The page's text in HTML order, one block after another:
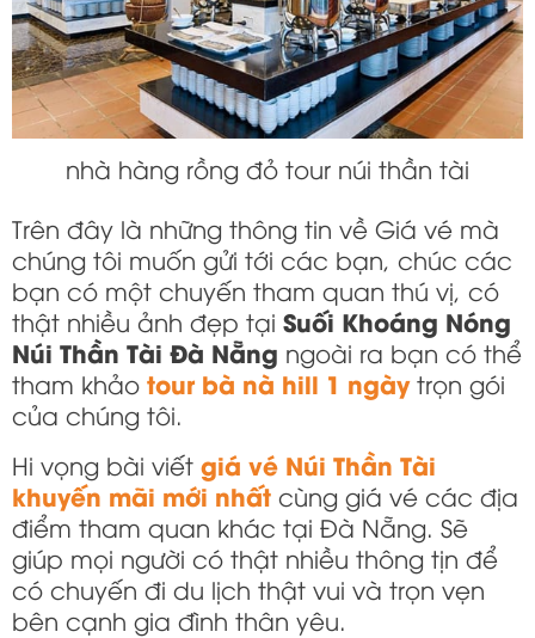
nhà hàng rồng đỏ tour núi thần tài
Trên đây là những thông tin về Giá vé mà
chúng tôi muốn gửi tới các bạn, chúc các
bạn có một chuyến tham quan thú vị, có
thật nhiều ảnh đẹp tại Suối Khoáng Nóng
Núi Thần Tài Đà Nẵng ngoài ra bạn có thể
tham khảo tour bà nà hill 1 ngàytrọn gói
của chúng tôi.
Hi vọng bài viết giá vé Núi Thần Tài
khuyến mãi mới nhất cùng giá vé các địa
điểm tham quan khác tại Đà Nẵng. Sẽ
giúp mọi người có thật nhiều thông tịn để
có chuyến đi du lịch thật vui và trọn vẹn
bên cạnh gia đình thân yêu.